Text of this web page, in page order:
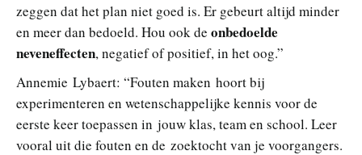
zeggen dat het plan niet goed is. Er gebeurt altijd minder
en meer dan bedoeld. Hou ook de onbedoelde
neveneffecten, negatief of positief, in het oog.”
Annemie Lybaert: “Fouten maken hoort bij
experimenteren en wetenschappelijke kennis voor de
eerste keer toepassen in jouw klas, team en school. Leer
vooral uit die fouten en de zoektocht van je voorgangers.